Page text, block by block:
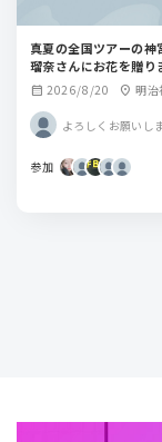
真夏の全国ツアーの神
瑠奈さんにお花を贈り
calendar_month 2026/8/20 location_on 明治
よろしくお願いし
参加